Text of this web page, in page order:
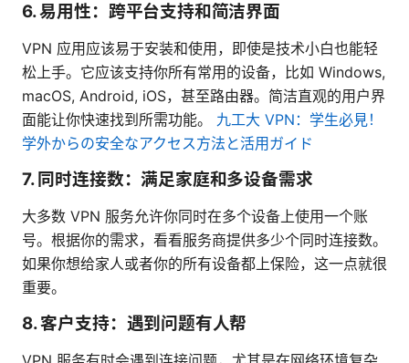
6. 易用性：跨平台支持和简洁界面
VPN 应用应该易于安装和使用，即使是技术小白也能轻
松上手。它应该支持你所有常用的设备，比如 Windows,
macOS, Android, iOS，甚至路由器。简洁直观的用户界
面能让你快速找到所需功能。 九工大 VPN：学生必見！
学外からの安全なアクセス方法と活用ガイド
7. 同时连接数：满足家庭和多设备需求
大多数 VPN 服务允许你同时在多个设备上使用一个账
号。根据你的需求，看看服务商提供多少个同时连接数。
如果你想给家人或者你的所有设备都上保险，这一点就很
重要。
8. 客户支持：遇到问题有人帮